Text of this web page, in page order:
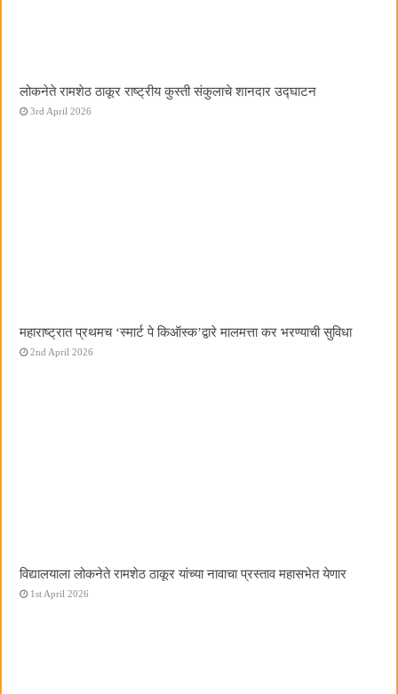
लोकनेते रामशेठ ठाकूर राष्ट्रीय कुस्ती संकुलाचे शानदार उद्घाटन
3rd April 2026
महाराष्ट्रात प्रथमच ‌‘स्मार्ट पे किऑस्क‌’द्वारे मालमत्ता कर भरण्याची सुविधा
2nd April 2026
विद्यालयाला लोकनेते रामशेठ ठाकूर यांच्या नावाचा प्रस्ताव महासभेत येणार
1st April 2026